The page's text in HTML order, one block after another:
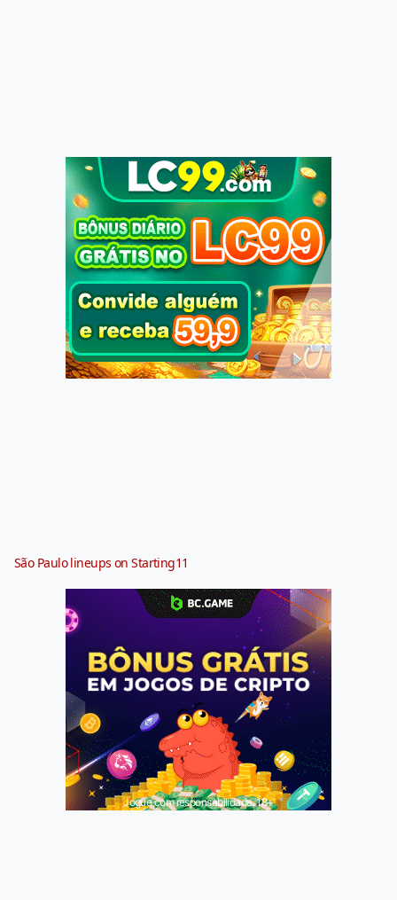
São Paulo lineups on Starting11
Jogue com responsabilidade. 18+